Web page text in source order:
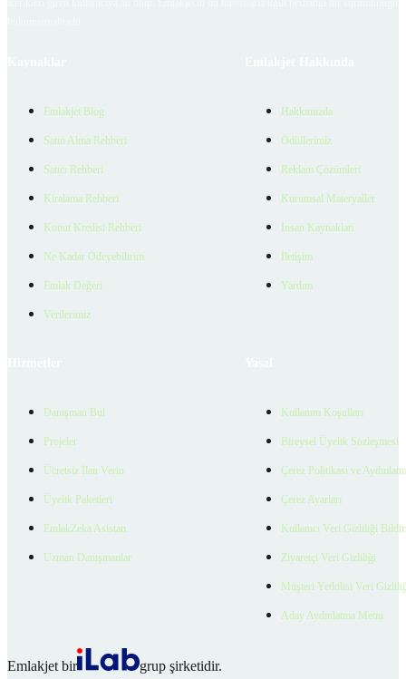
Emlakjet Blog
Satın Alma Rehberi
Satıcı Rehberi
Kiralama Rehberi
Konut Kredisi Rehberi
Ne Kadar Ödeyebilirim
Emlak Değeri
Verilerimiz
Hakkımızda
Ödüllerimiz
Reklam Çözümleri
Kurumsal Materyaller
İnsan Kaynakları
İletişim
Yardım
Danışman Bul
Projeler
Ücretsiz İlan Verin
Üyelik Paketleri
EmlakZeka Asistan
Uzman Danışmanlar
Kullanım Koşulları
Bireysel Üyelik Sözleşmesi
Çerez Politikası ve
Çerez Ayarları
Kullanıcı Veri Gizliliği
Ziyaretçi Veri Gizliliği
Müşteri Yetkilisi Veri
Aday Aydınlatma Metni
Emlakjet bir
grup şirketidir.